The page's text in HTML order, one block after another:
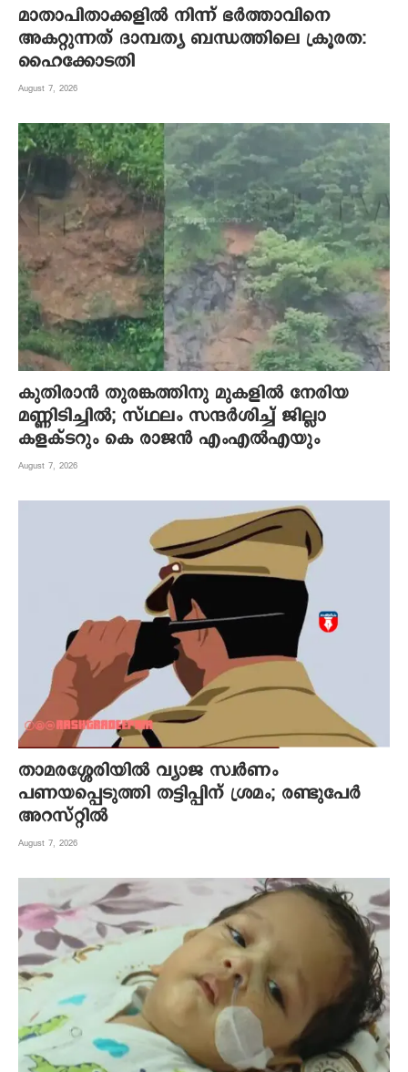
മാതാപിതാക്കളില്‍ നിന്ന് ഭര്‍ത്താവിനെ
അകറ്റുന്നത് ദാമ്പത്യ ബന്ധത്തിലെ ക്രൂരത:
ഹൈക്കോടതി
August 7, 2026
കുതിരാന്‍ തുരങ്കത്തിനു മുകളില്‍ നേരിയ
മണ്ണിടിച്ചില്‍; സ്ഥലം സന്ദര്‍ശിച്ച് ജില്ലാ
കളക്ടറും കെ രാജന്‍ എംഎല്‍എയും
August 7, 2026
താമരശ്ശേരിയിൽ വ്യാജ സ്വർണം
പണയപ്പെടുത്തി തട്ടിപ്പിന് ശ്രമം; രണ്ടുപേർ
അറസ്റ്റിൽ
August 7, 2026